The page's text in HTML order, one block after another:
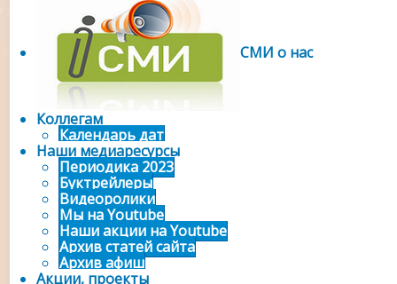
СМИ о нас
Коллегам
Календарь дат
Наши медиаресурсы
Периодика 2023
Буктрейлеры
Видеоролики
Мы на Youtube
Наши акции на Youtube
Архив статей сайта
Архив афиш
Акции, проекты